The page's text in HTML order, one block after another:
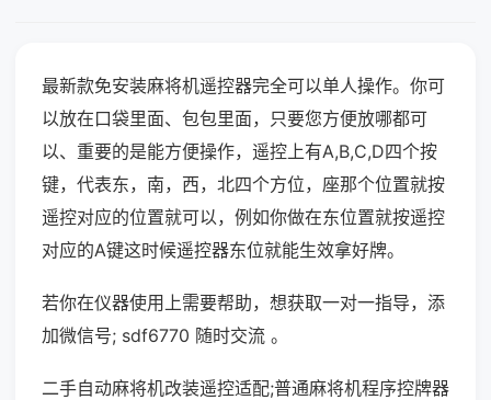
最新款免安装麻将机遥控器完全可以单人操作。你可
以放在口袋里面、包包里面，只要您方便放哪都可
以、重要的是能方便操作，遥控上有A,B,C,D四个按
键，代表东，南，西，北四个方位，座那个位置就按
遥控对应的位置就可以，例如你做在东位置就按遥控
对应的A键这时候遥控器东位就能生效拿好牌。
若你在仪器使用上需要帮助，想获取一对一指导，添
加微信号; sdf6770 随时交流 。
二手自动麻将机改装遥控适配;普通麻将机程序控牌器